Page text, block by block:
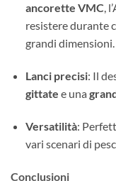
ancorette VMC,
resistere durante
grandi dimensioni.
Lanci precisi: Il
gittate e una
Versatilità:
vari scenari di
Conclusioni